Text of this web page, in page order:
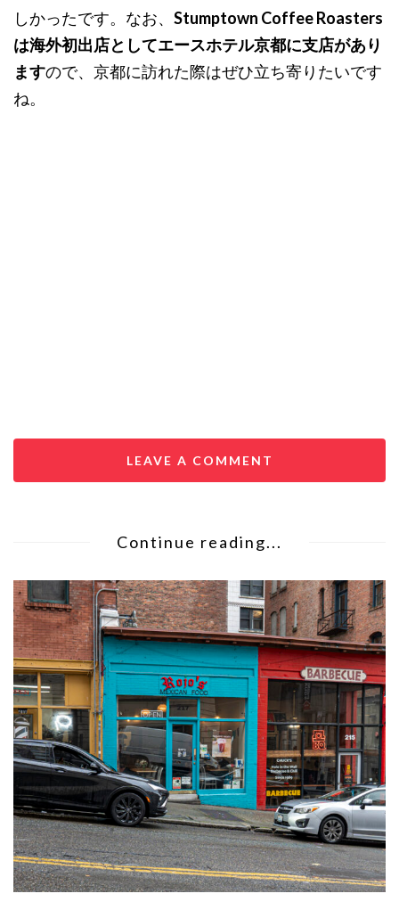
しかったです。なお、 Stumptown Coffee Roasters
は海外初出店としてエースホテル京都に支店があり
ますので、京都に訪れた際はぜひ立ち寄りたいです
ね。
LEAVE A COMMENT
Continue reading...